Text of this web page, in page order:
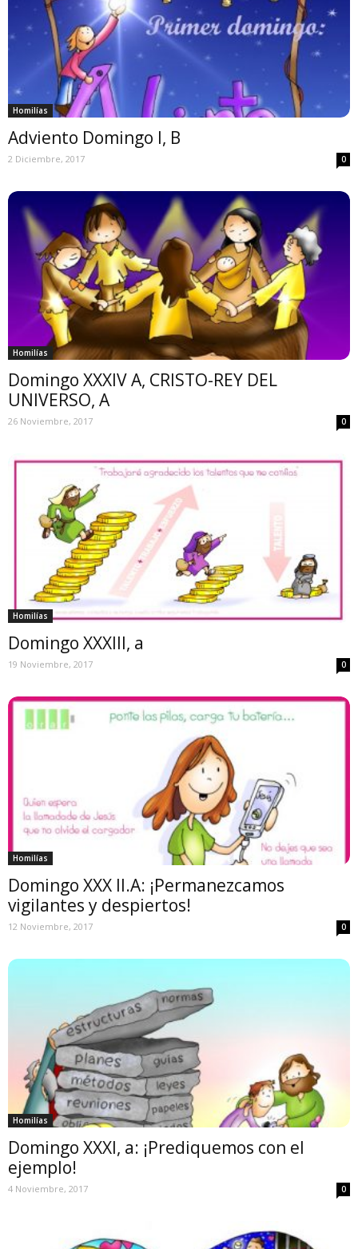
Homilías
Adviento Domingo I, B
2 Diciembre, 2017 0
Homilías
Domingo XXXIV A, CRISTO-REY DEL
UNIVERSO, A
26 Noviembre, 2017 0
Homilías
Domingo XXXIII, a
19 Noviembre, 2017 0
Homilías
Domingo XXX II.A: ¡Permanezcamos
vigilantes y despiertos!
12 Noviembre, 2017 0
Homilías
Domingo XXXI, a: ¡Prediquemos con el
ejemplo!
4 Noviembre, 2017 0